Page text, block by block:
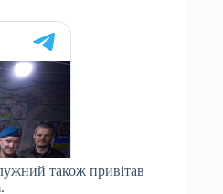
також привітав